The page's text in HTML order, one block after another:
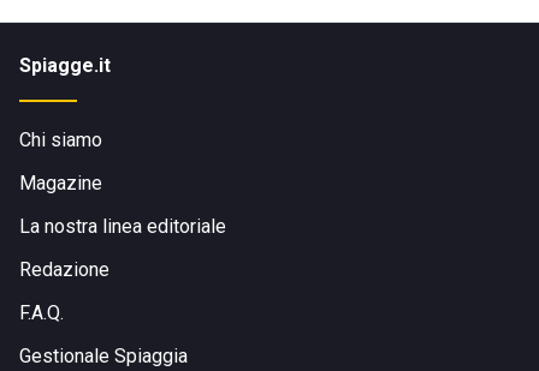
Spiagge.it
Chi siamo
Magazine
La nostra linea editoriale
Redazione
F.A.Q.
Gestionale Spiaggia